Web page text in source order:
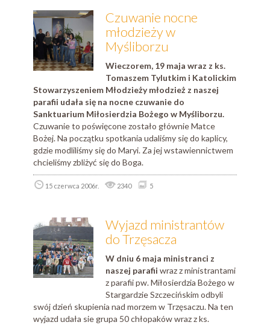
Czuwanie nocne
młodzieży w
Myśliborzu
Wieczorem, 19 maja wraz z ks.
Tomaszem Tylutkim i Katolickim
Stowarzyszeniem Młodzieży młodzież z naszej
parafii udała się na nocne czuwanie do
Sanktuarium Miłosierdzia Bożego w Myśliborzu.
Czuwanie to poświęcone zostało głównie Matce
Bożej. Na początku spotkania udaliśmy się do kaplicy,
gdzie modliliśmy się do Maryi. Za jej wstawiennictwem
chcieliśmy zbliżyć się do Boga.
15 czerwca 2006r. 2340 5
Wyjazd ministrantów
do Trzęsacza
W dniu 6 maja ministranci z
naszej parafii wraz z ministrantami
z parafii pw. Miłosierdzia Bożego w
Stargardzie Szczecińskim odbyli
swój dzień skupienia nad morzem w Trzęsaczu. Na ten
wyjazd udała sie grupa 50 chłopaków wraz z ks.